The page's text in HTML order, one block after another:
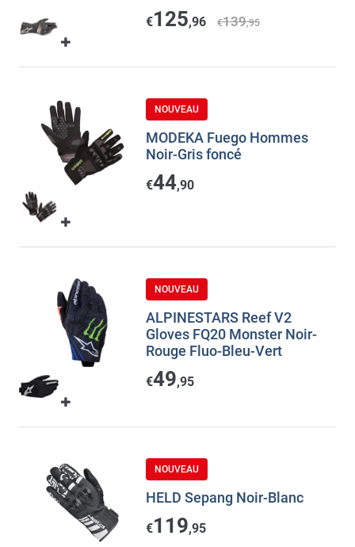
€125,96 €139,95
NOUVEAU
MODEKA Fuego Hommes
Noir-Gris foncé
€44,90
NOUVEAU
ALPINESTARS Reef V2
Gloves FQ20 Monster Noir-
Rouge Fluo-Bleu-Vert
€49,95
NOUVEAU
HELD Sepang Noir-Blanc
€119,95